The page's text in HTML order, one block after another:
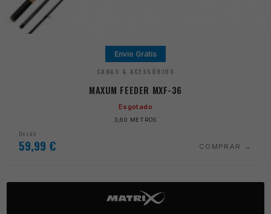
Envio Grátis
CANAS & ACESSÓRIOS
MAXUM FEEDER MXF-36
Esgotado
3,60 METROS
Desde
59,99 € COMPRAR